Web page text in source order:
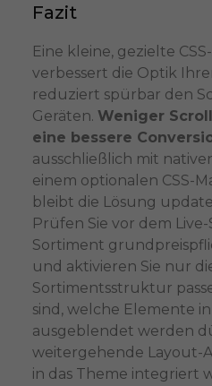
Fazit
Eine kleine, gezielte
verbessert die Optik
reduziert spürbar den
Geräten. Weniger
eine bessere
ausschließlich mit
einem optionalen CSS-
bleibt die Lösung
Prüfen Sie vor dem
Sortiment
und aktivieren Sie nur
Sortimentsstruktur
sind, welche Elemente
ausgeblendet werden
weitergehende Layout-
in das Theme integriert